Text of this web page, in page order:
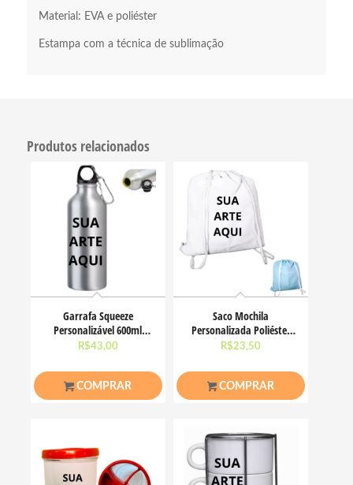
Material: EVA e poliéster
Estampa com a técnica de sublimação
Produtos relacionados
Garrafa Squeeze
Personalizável 600ml
Tampa C/ Mosquetão
R$43,00
COMPRAR
Saco Mochila
Personalizada Poliéster
45x45cm
R$23,50
COMPRAR